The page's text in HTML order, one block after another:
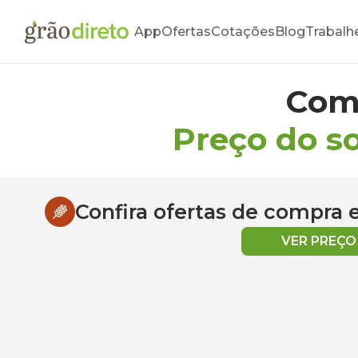
AppOfertasCotaçõesBlog
Preço do
Confira ofertas de compra
VER